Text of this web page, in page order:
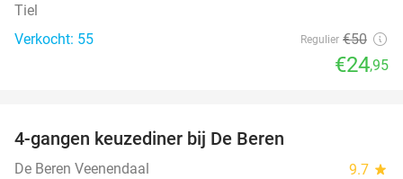
Tiel
Verkocht: 55
Regulier €50
€24,95
4-gangen keuzediner bij De Beren
De Beren Veenendaal 9.7 star